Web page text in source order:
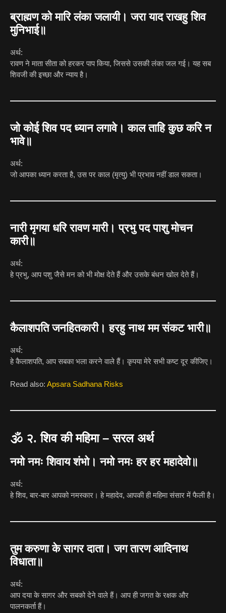
ब्राह्मण को मारि लंका जलायी। जरा याद राखहु शिव
मुनिभाई॥
अर्थ:
रावण ने माता सीता को हरकर पाप किया, जिससे उसकी लंका जल गई। यह सब
शिवजी की इच्छा और न्याय है।
जो कोई शिव पद ध्यान लगावे। काल ताहि कुछ करि न
भावे॥
अर्थ:
जो आपका ध्यान करता है, उस पर काल (मृत्यु) भी प्रभाव नहीं डाल सकता।
नारी मृगया धरि रावण मारी। प्रभु पद पाशु मोचन
कारी॥
अर्थ:
हे प्रभु, आप पशु जैसे मन को भी मोक्ष देते हैं और उसके बंधन खोल देते हैं।
कैलाशपति जनहितकारी। हरहु नाथ मम संकट भारी॥
अर्थ:
हे कैलाशपति, आप सबका भला करने वाले हैं। कृपया मेरे सभी कष्ट दूर कीजिए।
Read also: Apsara Sadhana Risks
🕉️ २. शिव की महिमा – सरल अर्थ
नमो नमः शिवाय शंभो। नमो नमः हर हर महादेवो॥
अर्थ:
हे शिव, बार-बार आपको नमस्कार। हे महादेव, आपकी ही महिमा संसार में फैली है।
तुम करुणा के सागर दाता। जग तारण आदिनाथ
विधाता॥
अर्थ:
आप दया के सागर और सबको देने वाले हैं। आप ही जगत के रक्षक और
पालनकर्ता हैं।